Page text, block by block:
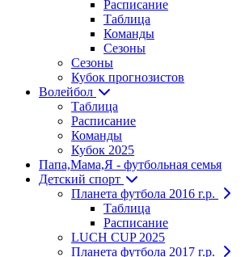
Расписание
Таблица
Команды
Сезоны
Сезоны
Кубок прогнозистов
Волейбол
Таблица
Расписание
Команды
Кубок 2025
Папа,Мама,Я - футбольная семья
Детский спорт
Планета футбола 2016 г.р.
Таблица
Расписание
LUCH CUP 2025
Планета футбола 2017 г.р.